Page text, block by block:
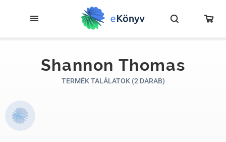
Shannon Thomas
TERMÉK TALÁLATOK (2 DARAB)